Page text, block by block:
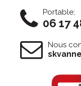
Portable;
06 17
Nous